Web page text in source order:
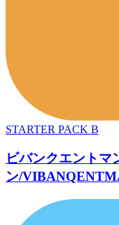
STARTER PACK B
ビバンクエントマ
ン/